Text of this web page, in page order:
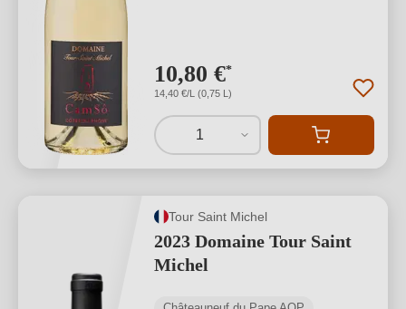
10,80 €*
14,40 €/L (0,75 L)
1
Tour Saint Michel
2023 Domaine Tour Saint
Michel